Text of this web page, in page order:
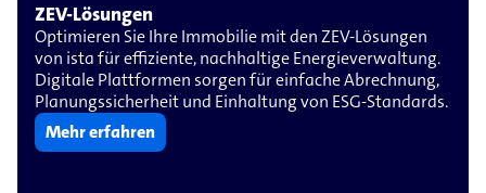
ZEV-​​Lösungen
Optimieren Sie Ihre Immobilie mit den ZEV-​Lösungen
von ista für effiziente, nachhaltige Energieverwaltung.
Digitale Plattformen sorgen für einfache Abrechnung,
Planungssicherheit und Einhaltung von ESG-​Standards.
Mehr erfahren